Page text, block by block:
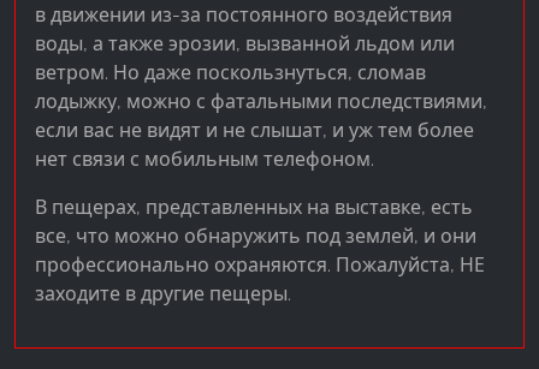
в движении из-за постоянного воздействия
воды, а также эрозии, вызванной льдом или
ветром. Но даже поскользнуться, сломав
лодыжку, можно с фатальными последствиями,
если вас не видят и не слышат, и уж тем более
нет связи с мобильным телефоном.
В пещерах, представленных на выставке, есть
все, что можно обнаружить под землей, и они
профессионально охраняются. Пожалуйста, НЕ
заходите в другие пещеры.